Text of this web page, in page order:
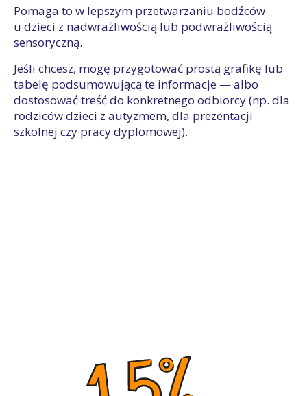
Pomaga to w lepszym przetwarzaniu bodźców
u dzieci z nadwrażliwością lub podwrażliwością
sensoryczną.
Jeśli chcesz, mogę przygotować prostą grafikę lub
tabelę podsumowującą te informacje — albo
dostosować treść do konkretnego odbiorcy (np. dla
rodziców dzieci z autyzmem, dla prezentacji
szkolnej czy pracy dyplomowej).